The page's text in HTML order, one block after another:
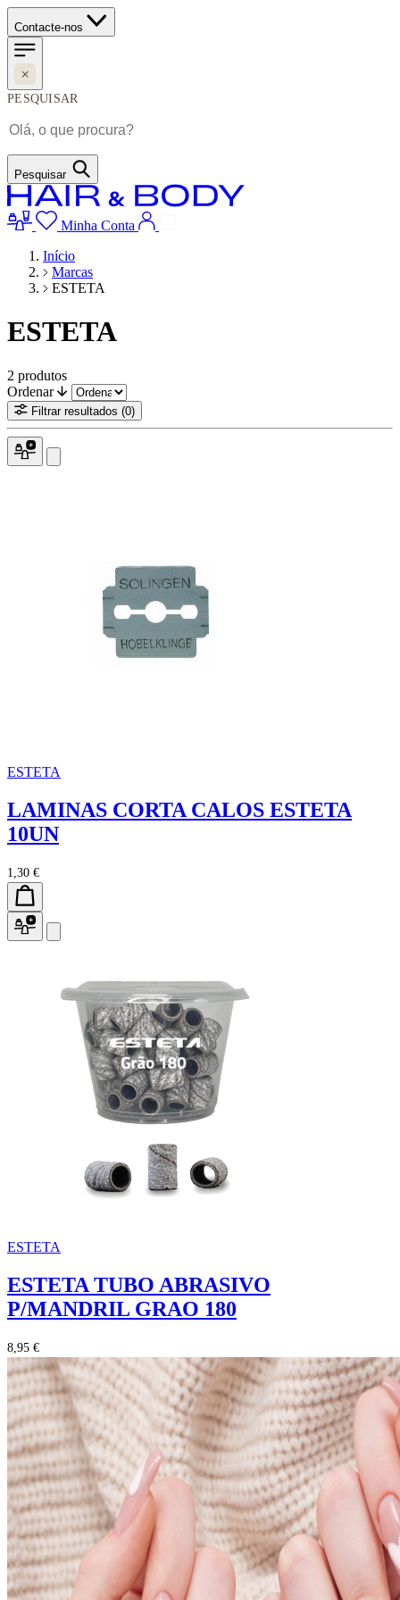
Contacte-nos
PESQUISAR
Pesquisar
Minha Conta
Início
Marcas
ESTETA
ESTETA
2 produtos
Ordenar
Filtrar resultados (0)
ESTETA
LAMINAS CORTA CALOS ESTETA
10UN
1,30 €
ESTETA
ESTETA TUBO ABRASIVO
P/MANDRIL GRAO 180
8,95 €